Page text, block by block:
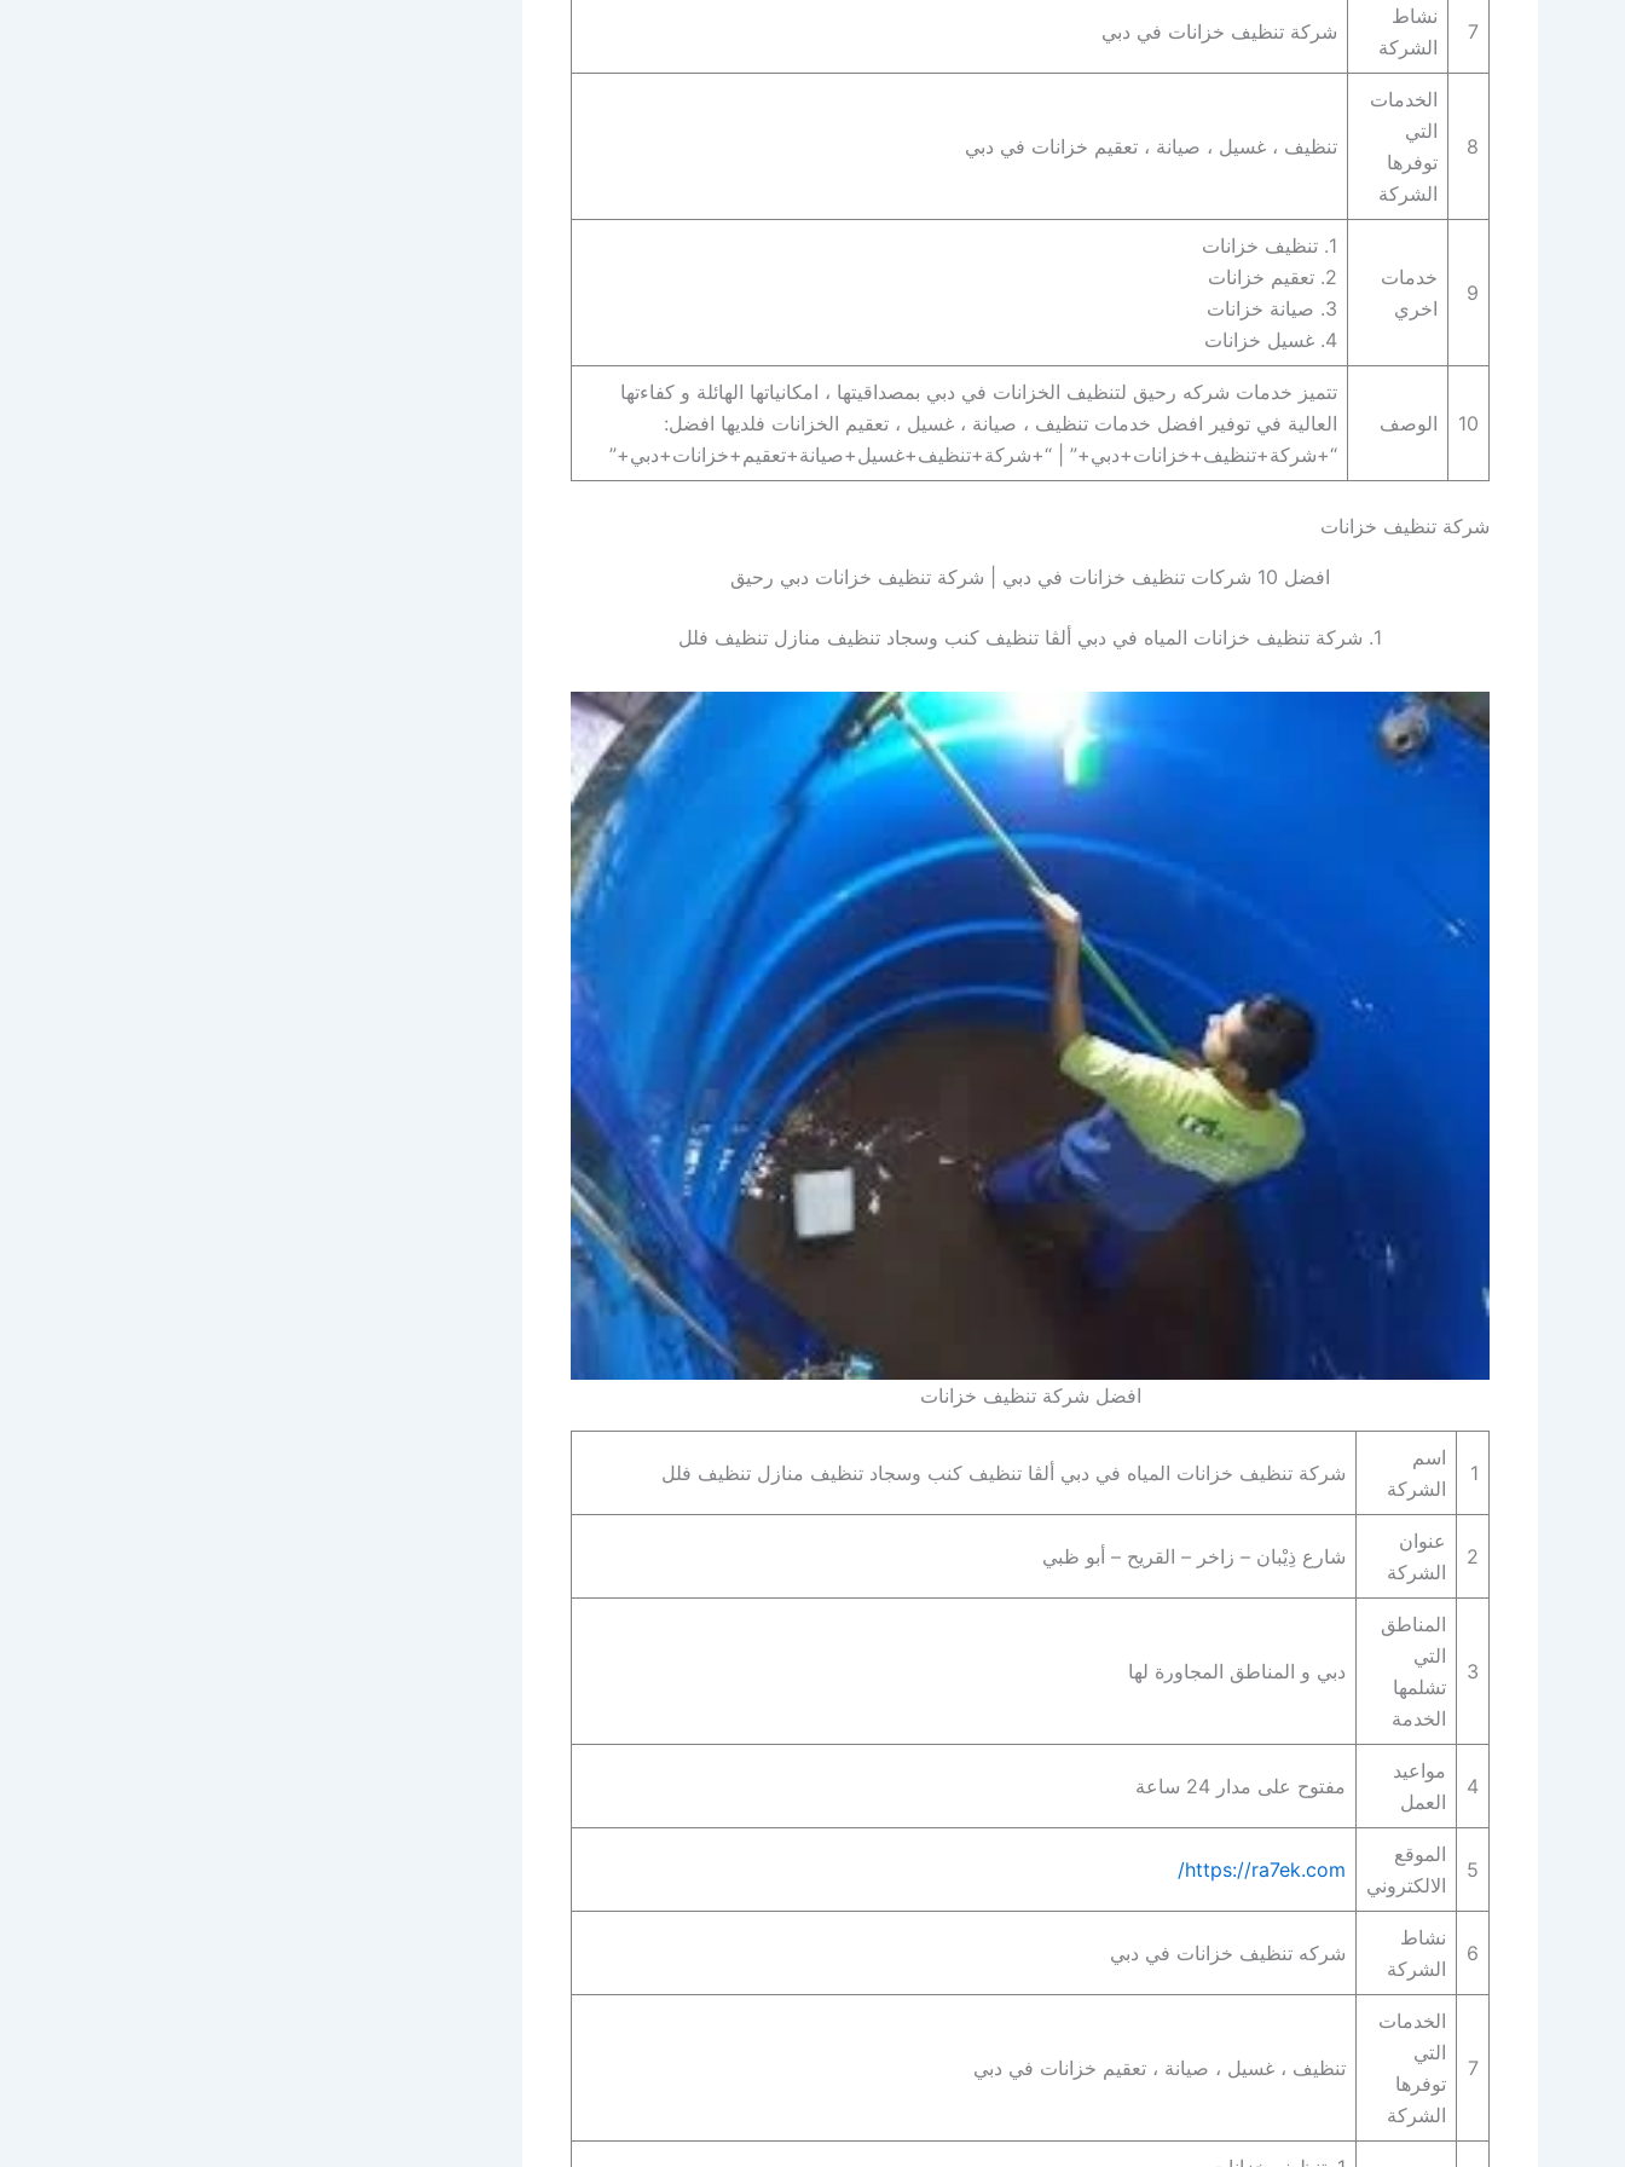
7
نشاط
الشركة
شركة تنظيف خزانات في دبي
8
الخدمات
التي
توفرها
الشركة
تنظيف ، غسيل ، صيانة ، تعقيم خزانات في دبي
9
خدمات
اخري
1. تنظيف خزانات
2. تعقيم خزانات
3. صيانة خزانات
4. غسيل خزانات
10 الوصف
تتميز خدمات شركه رحيق لتنظيف الخزانات في دبي بمصداقيتها ، امكانياتها الهائلة و كفاءتها
العالية في توفير افضل خدمات تنظيف ، صيانة ، غسيل ، تعقيم الخزانات فلديها افضل:
“+شركة+تنظيف+خزانات+دبي+” | “+شركة+تنظيف+غسيل+صيانة+تعقيم+خزانات+دبي+”
شركة تنظيف خزانات
افضل 10 شركات تنظيف خزانات في دبي | شركة تنظيف خزانات دبي رحيق
1. شركة تنظيف خزانات المياه في دبي ألڤا تنظيف كنب وسجاد تنظيف منازل تنظيف فلل
افضل شركة تنظيف خزانات
1
اسم
الشركة
شركة تنظيف خزانات المياه في دبي ألڤا تنظيف كنب وسجاد تنظيف منازل تنظيف فلل
2
عنوان
الشركة
شارع ذِيْبان – زاخر – القريح – أبو ظبي
3
المناطق
التي
تشلمها
الخدمة
دبي و المناطق المجاورة لها
4
مواعيد
العمل
مفتوح على مدار 24 ساعة
5
الموقع
الالكتروني
https://ra7ek.com/
6
نشاط
الشركة
شركه تنظيف خزانات في دبي
7
الخدمات
التي
توفرها
الشركة
تنظيف ، غسيل ، صيانة ، تعقيم خزانات في دبي